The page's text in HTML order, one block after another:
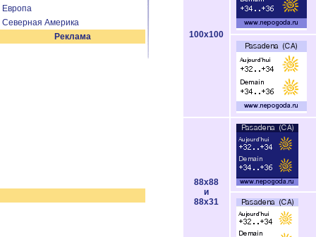
Европа
Северная Америка
Реклама
100x100
88x88
и
88x31